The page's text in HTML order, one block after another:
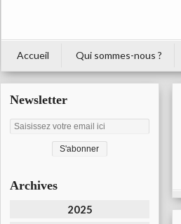
Accueil Qui sommes-nous ?
Newsletter
Archives
2025